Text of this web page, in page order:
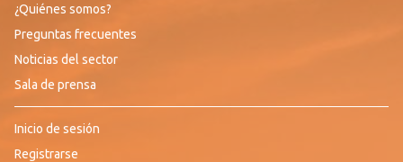
¿Quiénes somos?
Preguntas frecuentes
Noticias del sector
Sala de prensa
Inicio de sesión
Registrarse